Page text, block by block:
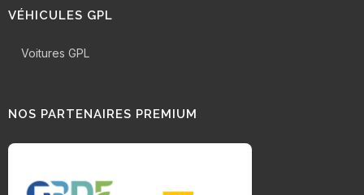
VÉHICULES GPL
Voitures GPL
NOS PARTENAIRES PREMIUM